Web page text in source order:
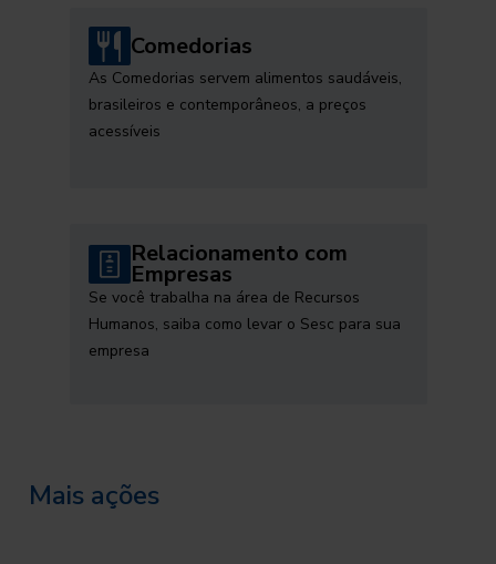
Comedorias
As Comedorias servem alimentos saudáveis,
brasileiros e contemporâneos, a preços
acessíveis
Relacionamento com
Empresas
Se você trabalha na área de Recursos
Humanos, saiba como levar o Sesc para sua
empresa
Mais ações